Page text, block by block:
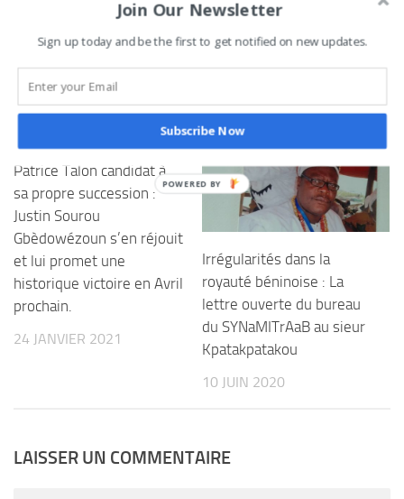
PARTAGES
VOUS AIMEREZ AUSSI...
Patrice Talon candidat à
sa propre succession :
Justin Sourou
Gbèdowézoun s’en réjouit
et lui promet une
historique victoire en Avril
prochain.
24 JANVIER 2021
Irrégularités dans la
royauté béninoise : La
lettre ouverte du bureau
du SYNaMITrAaB au sieur
Kpatakpatakou
10 JUIN 2020
LAISSER UN COMMENTAIRE
Join Our Newsletter
Sign up today and be the first to get notified on new updates.
Subscribe Now